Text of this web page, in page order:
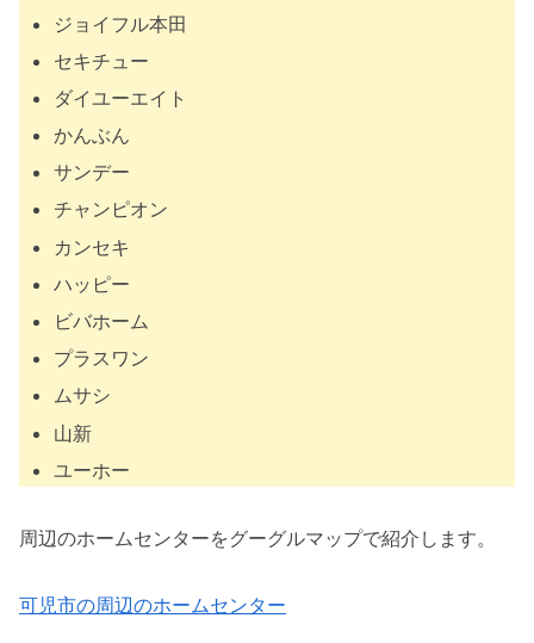
ジョイフル本田
セキチュー
ダイユーエイト
かんぶん
サンデー
チャンピオン
カンセキ
ハッピー
ビバホーム
プラスワン
ムサシ
山新
ユーホー
周辺のホームセンターをグーグルマップで紹介します。
可児市の周辺のホームセンター